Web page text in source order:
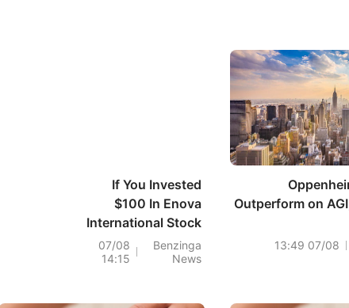
Outperform on
07/08 13:49
If You Invested
$100 In Enova
International Stock
5 Years Ago, You
Would Have This
Benzinga
News
07/08
14:15